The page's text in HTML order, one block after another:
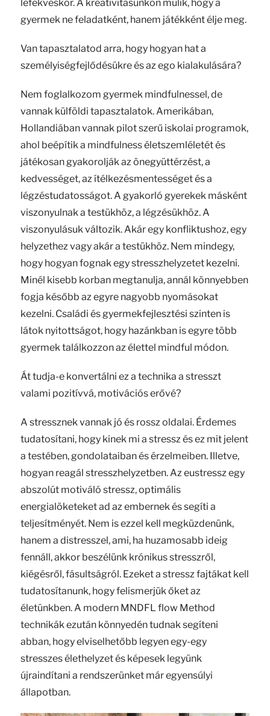
lefekvéskor. A kreativitásunkon múlik, hogy a
gyermek ne feladatként, hanem játékként élje meg.
Van tapasztalatod arra, hogy hogyan hat a
személyiségfejlődésükre és az ego kialakulására?
Nem foglalkozom gyermek mindfulnessel, de
vannak külföldi tapasztalatok. Amerikában,
Hollandiában vannak pilot szerű iskolai programok,
ahol beépítik a mindfulness életszemléletét és
játékosan gyakorolják az önegyüttérzést, a
kedvességet, az ítélkezésmentességet és a
légzéstudatosságot. A gyakorló gyerekek másként
viszonyulnak a testükhöz, a légzésükhöz. A
viszonyulásuk változik. Akár egy konfliktushoz, egy
helyzethez vagy akár a testükhöz. Nem mindegy,
hogy hogyan fognak egy stresszhelyzetet kezelni.
Minél kisebb korban megtanulja, annál könnyebben
fogja később az egyre nagyobb nyomásokat
kezelni. Családi és gyermekfejlesztési szinten is
látok nyitottságot, hogy hazánkban is egyre több
gyermek találkozzon az élettel mindful módon.
Át tudja-e konvertálni ez a technika a stresszt
valami pozitívvá, motivációs erővé?
A stressznek vannak jó és rossz oldalai. Érdemes
tudatosítani, hogy kinek mi a stressz és ez mit jelent
a testében, gondolataiban és érzelmeiben. Illetve,
hogyan reagál stresszhelyzetben. Az eustressz egy
abszolút motiváló stressz, optimális
energialöketeket ad az embernek és segíti a
teljesítményét. Nem is ezzel kell megküzdenünk,
hanem a distresszel, ami, ha huzamosabb ideig
fennáll, akkor beszélünk krónikus stresszről,
kiégésről, fásultságról. Ezeket a stressz fajtákat kell
tudatosítanunk, hogy felismerjük őket az
életünkben. A modern MNDFL flow Method
technikák ezután könnyedén tudnak segíteni
abban, hogy elviselhetőbb legyen egy-egy
stresszes élethelyzet és képesek legyünk
újraindítani a rendszerünket már egyensúlyi
állapotban.